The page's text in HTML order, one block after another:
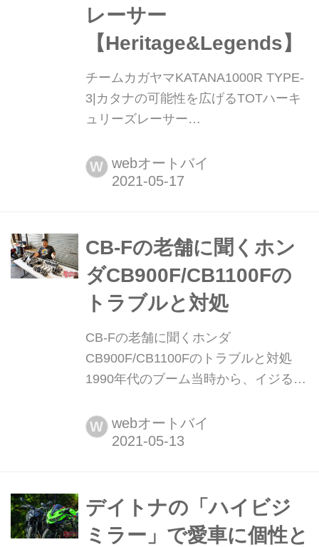
レーサー
【Heritage&Legends】
チームカガヤマKATANA1000R TYPE-
3|カタナの可能性を広げるTOTハーキ
ュリーズレーサー
ジェンズ|Heritage & Legends 愛車との
バイクライフを、より豊かに楽しむた
い、全国の腕利きショップや最新パー
ツ&アパレルの深堀り情報も満載!
handl-mag.com TOTスピ...
W webオートバイ
CB-Fの老舗に聞くホン
ダCB900F/CB1100Fの
トラブルと対処
CB-Fの老舗に聞くホンダ
CB900F/CB1100Fのトラブルと対処
1990年代のブーム当時から、イジるの
ーズには様々なカスタム手法を提案し
続けてきた、チームCB’sこと市本ホン
バーホールや修理も多く舞い込むとい
う。作業の一端にトラブルの傾...
W webオートバイ
デイトナの「ハイビジ
ミラー」で愛車に個性と